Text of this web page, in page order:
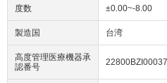
度数 ±0.00~-8.00
製造国 台湾
高度管理医療機器承
認番号